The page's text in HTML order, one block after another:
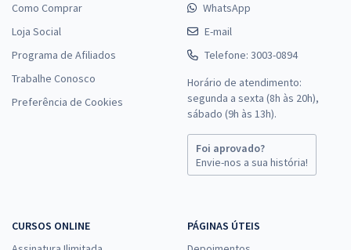
Como Comprar
Loja Social
Programa de Afiliados
Trabalhe Conosco
Preferência de Cookies
WhatsApp
E-mail
Telefone: 3003-0894
Horário de atendimento:
segunda a sexta (8h às 20h),
sábado (9h às 13h).
Foi aprovado?
Envie-nos a sua história!
CURSOS ONLINE
PÁGINAS ÚTEIS